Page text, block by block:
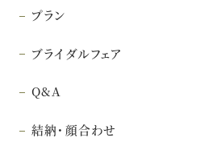
プラン
ブライダルフェア
Q&A
結納・顔合わせ